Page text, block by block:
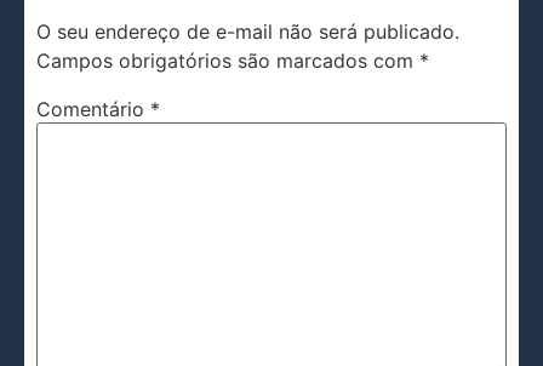
O seu endereço de e-mail não será publicado.
Campos obrigatórios são marcados com *
Comentário *